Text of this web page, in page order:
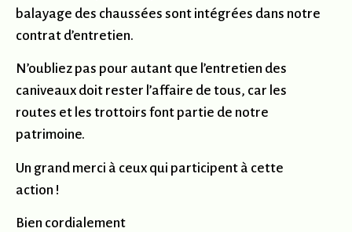
balayage des chaussées sont intégrées dans notre
contrat d’entretien.
N’oubliez pas pour autant que l’entretien des
caniveaux doit rester l’affaire de tous, car les
routes et les trottoirs font partie de notre
patrimoine.
Un grand merci à ceux qui participent à cette
action !
Bien cordialement